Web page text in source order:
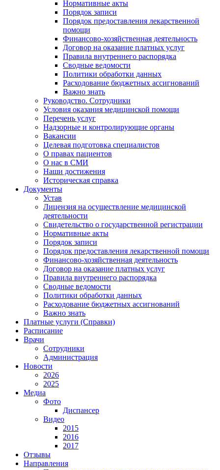
Нормативные акты
Порядок записи
Порядок предоставления лекарственной
помощи
Финансово-хозяйственная деятельность
Договор на оказание платных услуг
Правила внутреннего распорядка
Сводные ведомости
Политики обработки данных
Расходование бюджетных ассигнований
Важно знать
Руководство. Сотрудники
Условия оказания медицинской помощи
Перечень услуг
Надзорные и контролирующие органы
Вакансии
Целевая подготовка специалистов
О правах пациентов
О нас в СМИ
Наши достижения
Историческая справка
Документы
Устав
Лицензия на осуществление медицинской
деятельности
Свидетельство о государственной регистрации
Нормативные акты
Порядок записи
Порядок предоставления лекарственной помощи
Финансово-хозяйственная деятельность
Договор на оказание платных услуг
Правила внутреннего распорядка
Сводные ведомости
Политики обработки данных
Расходование бюджетных ассигнований
Важно знать
Платные услуги (Справки)
Расписание
Врачи
Сотрудники
Администрация
Новости
2026
2025
Медиа
Фото
Диспансер
Видео
2015
2016
2017
Отзывы
Направления